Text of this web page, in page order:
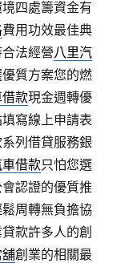
四處籌資金有
費用功效最佳典
法經營八里汽
質方案您的燃
款現金週轉優
寫線上申請表
列借貸服務銀
借款只怕您選
認證的優質推
周轉無負擔協
款許多人的創
舖創業的相關最